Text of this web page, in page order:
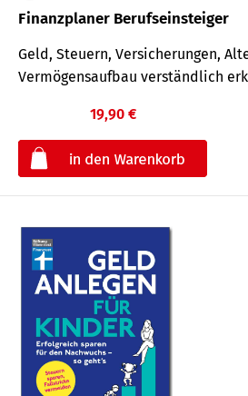
Finanzplaner Berufseinsteiger
Geld, Steuern, Versicherungen,
Vermögensaufbau verständlich
19,90 €